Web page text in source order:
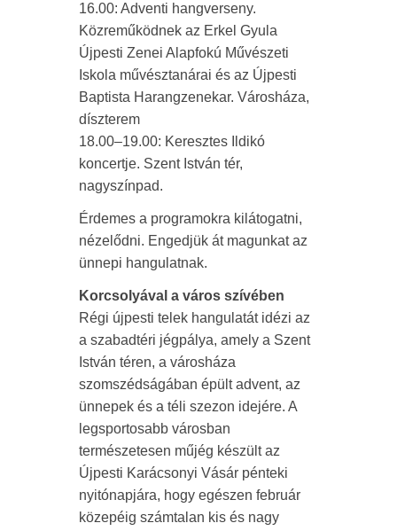
16.00: Adventi hangverseny.
Közreműködnek az Erkel Gyula
Újpesti Zenei Alapfokú Művészeti
Iskola művésztanárai és az Újpesti
Baptista Harangzenekar. Városháza,
díszterem
18.00–19.00: Keresztes Ildikó
koncertje. Szent István tér,
nagyszínpad.
Érdemes a programokra kilátogatni,
nézelődni. Engedjük át magunkat az
ünnepi hangulatnak.
Korcsolyával a város szívében
Régi újpesti telek hangulatát idézi az
a szabadtéri jégpálya, amely a Szent
István téren, a városháza
szomszédságában épült advent, az
ünnepek és a téli szezon idejére. A
legsportosabb városban
természetesen műjég készült az
Újpesti Karácsonyi Vásár pénteki
nyitónapjára, hogy egészen február
közepéig számtalan kis és nagy